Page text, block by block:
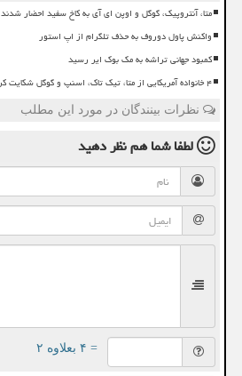
متا، آنتروپیک، گوگل و اوپن ای آی به کاخ سفید احضار شدند
واکنش پاول دوروف به حذف تلگرام از اپ استور
کمبود جهانی تراشه به مک بوک ایر رسید
۴ خانواده آمریکایی از متا، تیک تاک، اسنپ و گوگل شکایت کردند
نظرات بینندگان در مورد این مطلب
لطفا شما همنظر دهید
= ۴ بعلاوه ۲